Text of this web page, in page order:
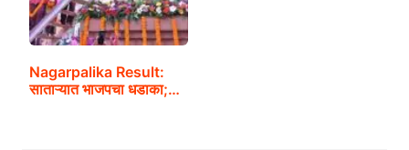
Nagarpalika Result:
साताऱ्यात भाजपचा धडाका;…